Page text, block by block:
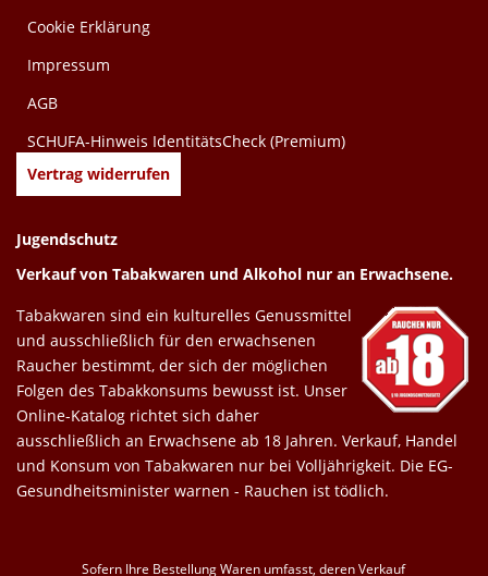
Cookie Erklärung
Impressum
AGB
SCHUFA-Hinweis IdentitätsCheck (Premium)
Vertrag widerrufen
Jugendschutz
Verkauf von Tabakwaren und Alkohol nur an Erwachsene.
Tabakwaren sind ein kulturelles Genussmittel
und ausschließlich für den erwachsenen
Raucher bestimmt, der sich der möglichen
Folgen des Tabakkonsums bewusst ist. Unser
Online-Katalog richtet sich daher
ausschließlich an Erwachsene ab 18 Jahren. Verkauf, Handel
und Konsum von Tabakwaren nur bei Volljährigkeit. Die EG-
Gesundheitsminister warnen - Rauchen ist tödlich.
Sofern Ihre Bestellung Waren umfasst, deren Verkauf